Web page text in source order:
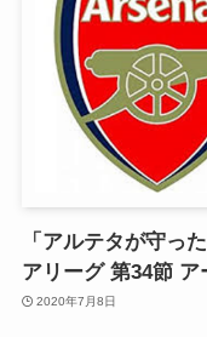
「アルテタが守っ
アリーグ 第34節
2020年7月8日